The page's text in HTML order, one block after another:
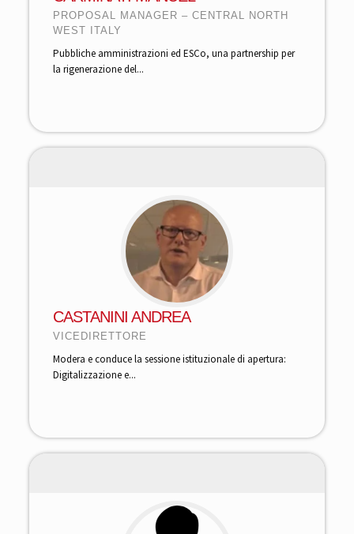
PROPOSAL MANAGER – CENTRAL NORTH
WEST ITALY
Pubbliche amministrazioni ed ESCo, una partnership per
la rigenerazione del...
CASTANINI ANDREA
VICEDIRETTORE
Modera e conduce la sessione istituzionale di apertura:
Digitalizzazione e...